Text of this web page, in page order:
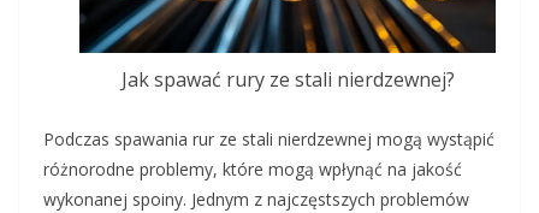
Jak spawać rury ze stali nierdzewnej?
Podczas spawania rur ze stali nierdzewnej mogą wystąpić
różnorodne problemy, które mogą wpłynąć na jakość
wykonanej spoiny. Jednym z najczęstszych problemów